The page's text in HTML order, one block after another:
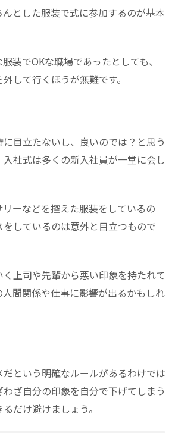
とした服装で式に参加するのが基本
装でOKな職場であったとしても、
して行くほうが無難です。
目立たないし、良いのでは？と思う
社式は多くの新入社員が一堂に会し
ーなどを控えた服装をしているの
しているのは意外と目立つもので
上司や先輩から悪い印象を持たれて
人間関係や仕事に影響が出るかもしれ
だという明確なルールがあるわけでは
ざ自分の印象を自分で下げてしまう
だけ避けましょう。